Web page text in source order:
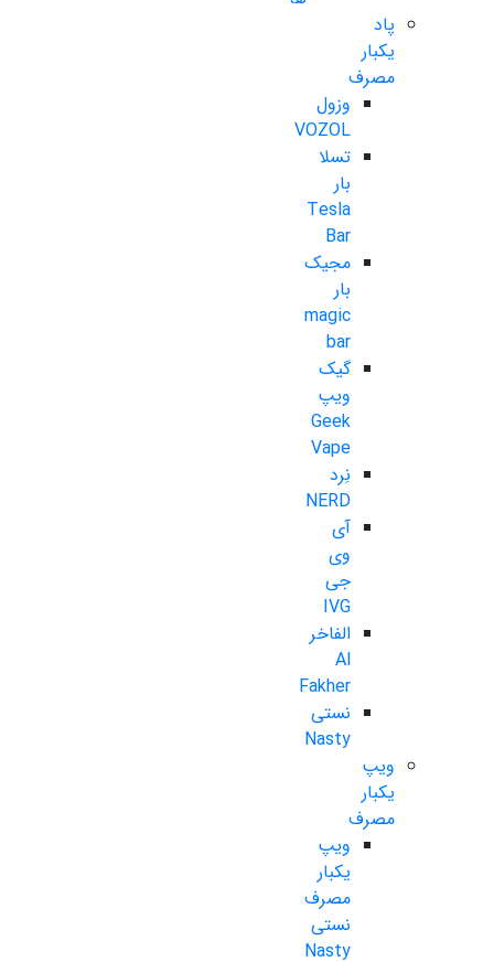
پاد
یکبار
مصرف
وزول
VOZOL
تسلا
بار
Tesla
Bar
مجیک
بار
magic
bar
گیک
ویپ
Geek
Vape
نِرد
NERD
آی
وی
جی
IVG
الفاخر
Al
Fakher
نستی
Nasty
ویپ
یکبار
مصرف
ویپ
یکبار
مصرف
نستی
Nasty